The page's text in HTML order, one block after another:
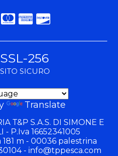
SSL-256
SITO SICURO
Translate
T&P S.A.S. DI SIMONE E
- P.Iva 16652341005
m - 00036 palestrina
- info@tppesca.com